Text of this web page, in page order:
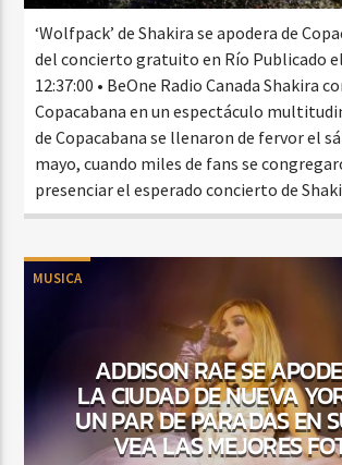
‘Wolfpack’ de Shakira se apodera de
del concierto gratuito en Río Publicado
12:37:00 • BeOne Radio Canada Shakira
Copacabana en un espectáculo
de Copacabana se llenaron de fervor el
mayo, cuando miles de fans se
presenciar el esperado concierto de
MUSICA
ADDISON RAE SE
LA CIUDAD DE NUEVA
UN PAR DE PARADAS EN
VEA LAS MEJORES